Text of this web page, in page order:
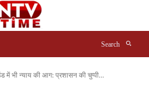
Search
में भी न्याय की आग: प्रशासन की चुप्पी...